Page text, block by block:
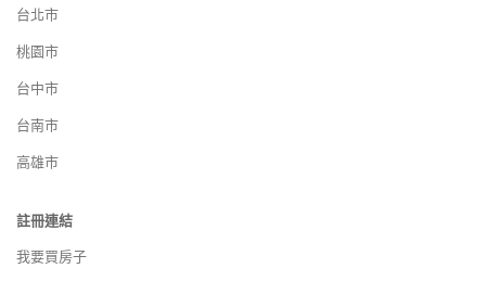
台北市
桃園市
台中市
台南市
高雄市
註冊連結
我要買房子